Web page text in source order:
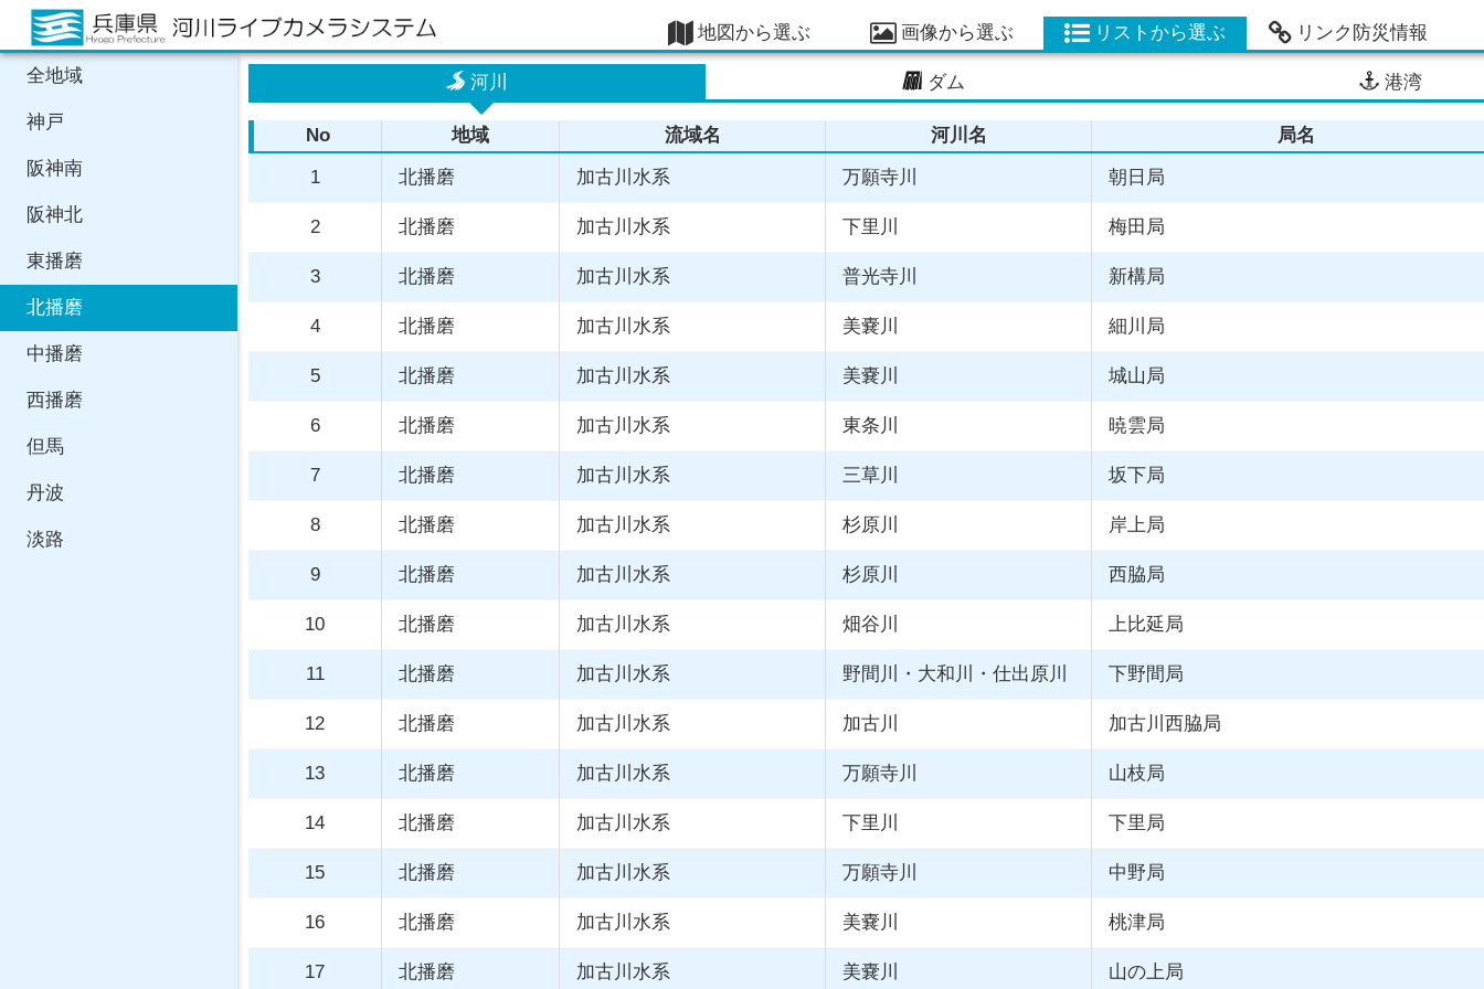
地図から選ぶ 画像から選ぶ リストから選ぶ リンク防災情報
全地域
神戸
阪神南
阪神北
東播磨
北播磨
中播磨
西播磨
但馬
丹波
淡路
河川 ダム 港湾
No 地域 流域名 河川名
局名
北播磨
加古川水系 万願寺川 朝日局
北播磨 加古川水系 下里川 梅田局
北播磨 加古川水系 普光寺川 新構局
北播磨 加古川水系 美嚢川 細川局
北播磨 加古川水系 美嚢川 城山局
北播磨 加古川水系 東条川 暁雲局
北播磨 加古川水系 三草川 坂下局
北播磨 加古川水系 杉原川 岸上局
北播磨 加古川水系 杉原川 西脇局
北播磨 加古川水系 畑谷川 上比延局
北播磨 加古川水系 野間川・大和川・仕出原川 下野間局
北播磨 加古川水系 加古川 加古川西脇局
北播磨 加古川水系 万願寺川 山枝局
北播磨 加古川水系 下里川 下里局
北播磨 加古川水系 万願寺川 中野局
北播磨 加古川水系 美嚢川 桃津局
北播磨 加古川水系 美嚢川 山の上局